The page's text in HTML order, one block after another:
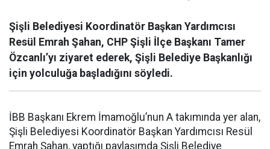
Şişli Belediyesi Koordinatör Başkan Yardımcısı
Resül Emrah Şahan, CHP Şişli İlçe Başkanı Tamer
Özcanlı’yı ziyaret ederek, Şişli Belediye Başkanlığı
için yolculuğa başladığını söyledi.
İBB Başkanı Ekrem İmamoğlu’nun A takımında yer alan,
Şişli Belediyesi Koordinatör Başkan Yardımcısı Resül
Emrah Şahan, yaptığı paylaşımda Şişli Belediye